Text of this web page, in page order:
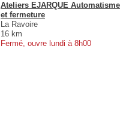
Ateliers EJARQUE Automatisme
et fermeture
La Ravoire
16 km
Fermé, ouvre lundi à 8h00